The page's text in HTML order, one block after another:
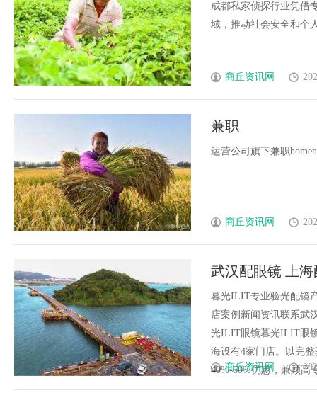
成都私家侦探行业凭借
域，推动社会安全和个
商丘资讯网
兼职
运营公司旗下兼职
商丘资讯网
武汉配眼镜 上
暮光ILIT专业验光配镜
店案例新闻资讯联系武
光ILIT眼镜暮光ILIT眼
海设有4家门店。以完
40%-60%优惠，兼顾高
商丘资讯网